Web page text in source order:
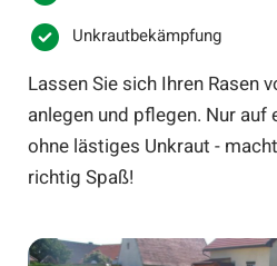
Unkrautbekämpfung
Lassen Sie sich Ihren Rasen
anlegen und pflegen. Nur auf
ohne lästiges Unkraut -
richtig Spaß!